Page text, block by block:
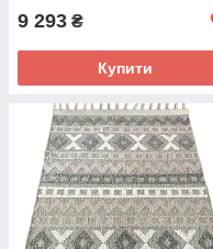
9 293 ₴
Купити